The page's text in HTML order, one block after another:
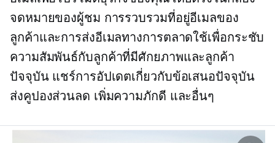
จดหมายของผู้ชม การรวบรวมที่อยู่อีเมลของ
ลูกค้าและการส่งอีเมลทางการตลาดใช้เพื่อกระชับ
ความสัมพันธ์กับลูกค้าที่มีศักยภาพและลูกค้า
ปัจจุบัน แชร์การอัปเดตเกี่ยวกับข้อเสนอปัจจุบัน
ส่งคูปองส่วนลด เพิ่มความภักดี และอื่นๆ